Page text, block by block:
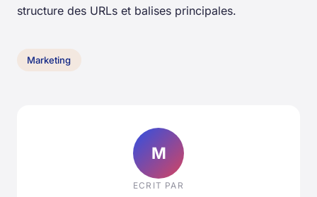
structure des URLs et balises principales.
Marketing
M
ECRIT PAR